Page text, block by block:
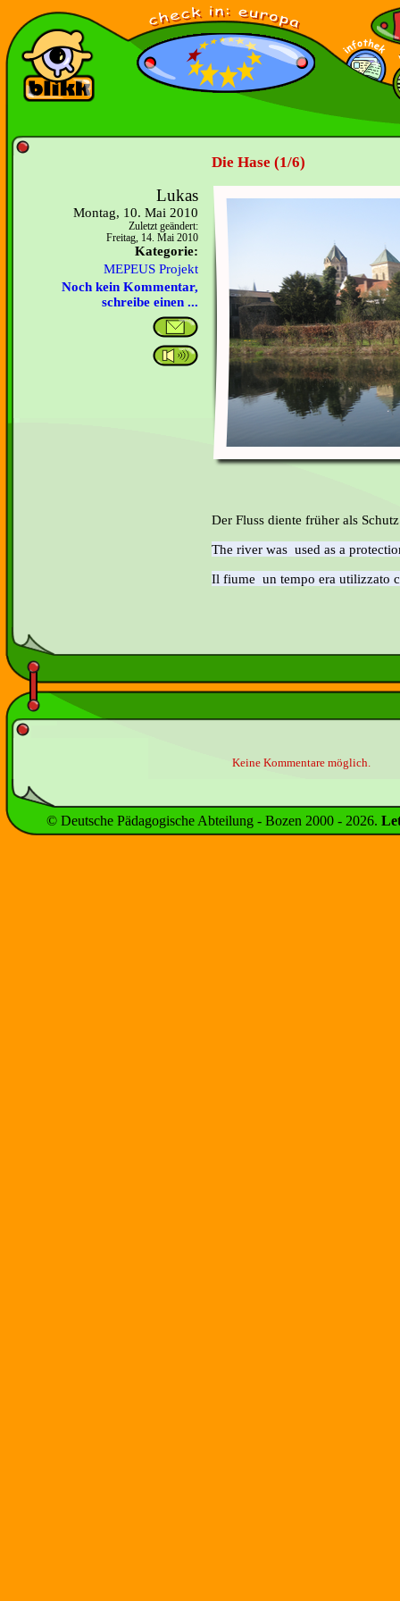
Die Hase (1/6)
Lukas
Montag, 10. Mai 2010
Zuletzt geändert:
Freitag, 14. Mai 2010
Kategorie:
MEPEUS Projekt
Noch kein Kommentar,
schreibe einen ...
Der Fluss diente früher als
The river was used as a
Il fiume un tempo era utilizzato
Keine Kommentare möglich.
© Deutsche Pädagogische Abteilung - Bozen 2000 - 2026.